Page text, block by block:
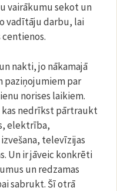
vairākumu sekot un
vadītāju darbu, lai
nakti, jo nākamajā
paziņojumiem par
norises laikiem.
kas nedrīkst pārtraukt
elektrība,
televīzijas
Un ir jāveic konkrēti
un redzamas
sabrukt. Šī otrā